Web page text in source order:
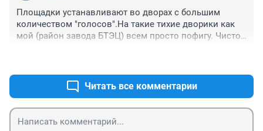
Вот еще бы они вспомнили о самом массовом
спорте, беге — побольше соревнований для
любителей, мест для занятий, например, в Дубках...
Площадки устанавливают во дворах с большим
количеством "голосов".На такие тихие дворики как
мой (район завода БТЭЦ) всем просто пофигу. Чисто
футбольная но там корни растут из под земли и
ворота с ограждением разваливаются...И этот город
готовится к ЧМ-2018.Стыдно!Хапуги!
Читать все комментарии